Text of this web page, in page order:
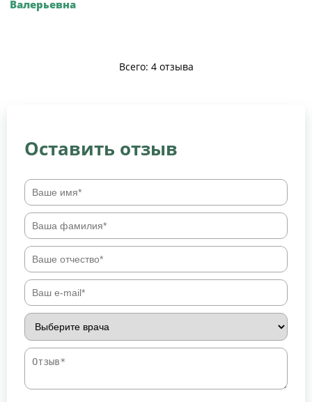
Валерьевна
Всего: 4 отзыва
Оставить отзыв